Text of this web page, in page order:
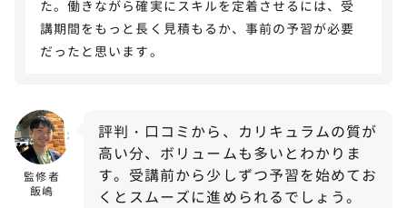
た。働きながら確実にスキルを定着させるには、受
講期間をもっと長く見積もるか、事前の予習が必要
だったと思います。
監修者
飯嶋
評判・口コミから、カリキュラムの質が
高い分、ボリュームも多いとわかりま
す。受講前から少しずつ予習を始めてお
くとスムーズに進められるでしょう。